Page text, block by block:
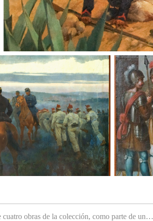
cuatro obras de la colección, como parte de un…